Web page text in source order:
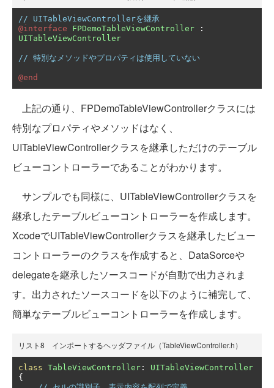
// UITableViewControllerを継承
@interface
FPDemoTableViewController
:
UITableViewController
// 特別なメソッドやプロパティは使用していない
@end
上記の通り、FPDemoTableViewControllerクラスには
特別なプロパティやメソッドはなく、
UITableViewControllerクラスを継承しただけのテーブル
ビューコントローラーであることがわかります。
サンプルでも同様に、UITableViewControllerクラスを
継承したテーブルビューコントローラーを作成します。
XcodeでUITableViewControllerクラスを継承したビュー
コントローラーのクラスを作成すると、DataSorceや
delegateを継承したソースコードが自動で出力されま
す。出力されたソースコードを以下のように補完して、
簡単なテーブルビューコントローラーを作成します。
リスト8 インポートするヘッダファイル（TableViewController.h）
class TableViewController :
UITableViewController
{